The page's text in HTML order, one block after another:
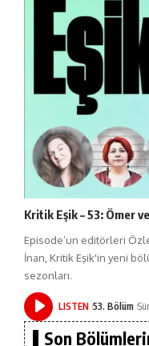
Kritik Eşik – 53: Ömer
Episode’un editörleri
İnan, Kritik Eşik'in yeni
sezonları.
LISTEN 53. Bölüm
Son